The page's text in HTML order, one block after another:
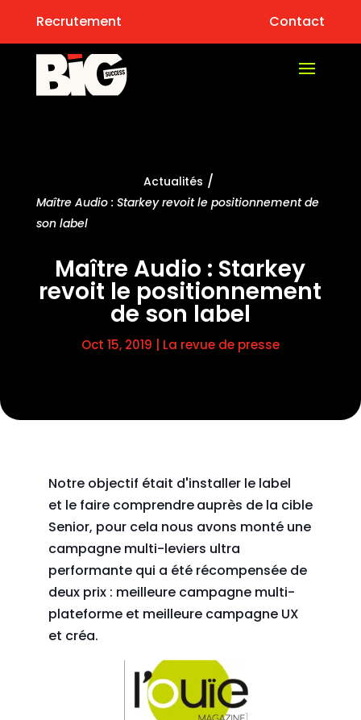
Recrutement Contact
Actualités /
Maître Audio : Starkey revoit le positionnement de
son label
Maître Audio : Starkey
revoit le positionnement
de son label
Oct 15, 2019 La revue de presse
Notre objectif était d'installer le label
et le faire comprendreauprès de la cible
Senior, pour cela nous avons monté une
campagne multi-leviers ultra
performante qui a été récompensée de
deux prix : meilleure campagne multi-
plateforme et meilleure campagne UX
et créa.